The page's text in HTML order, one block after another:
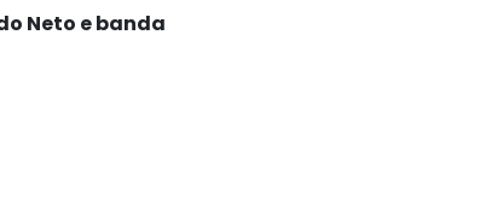
Neto e banda